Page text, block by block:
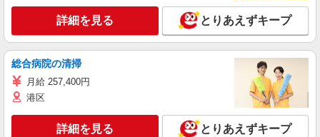
詳細を見る とりあえずキープ
総合病院の清掃
月給 257,400円
港区
詳細を見る とりあえずキープ